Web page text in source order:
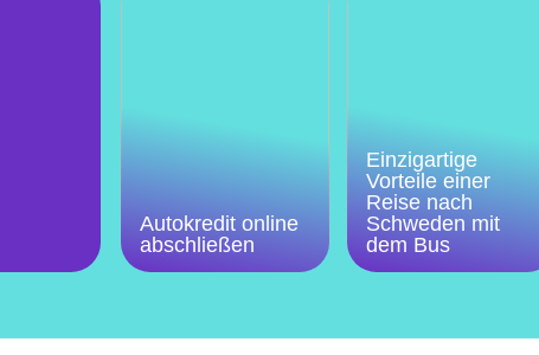
Autokredit online
abschließen
Einzigartige
Vorteile einer
Reise nach
Schweden mit
dem Bus